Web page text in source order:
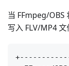
当 FFmpeg/OBS
写入 FLV/MP4 文